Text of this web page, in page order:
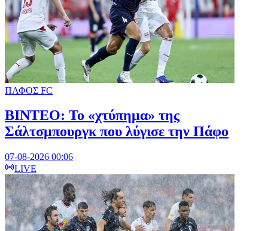
ΠΑΦΟΣ FC
ΒΙΝΤΕΟ: Το «χτύπημα» της
Σάλτσμπουργκ που λύγισε την Πάφο
07-08-2026 00:06
LIVE